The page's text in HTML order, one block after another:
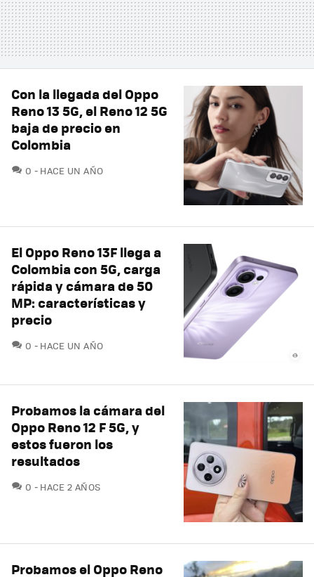
Con la llegada del Oppo
Reno 13 5G, el Reno 12 5G
baja de precio en
Colombia
0 COMENTARIOS
HACE UN AÑO
El Oppo Reno 13F llega a
Colombia con 5G, carga
rápida y cámara de 50
MP: características y
precio
0 COMENTARIOS
HACE UN AÑO
Probamos la cámara del
Oppo Reno 12 F 5G, y
estos fueron los
resultados
0 COMENTARIOS
HACE 2 AÑOS
Probamos el Oppo Reno